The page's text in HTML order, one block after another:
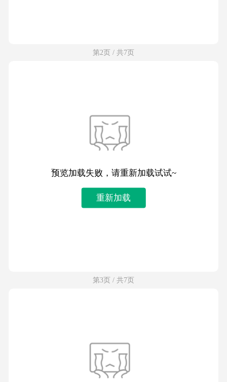
第2页 / 共7页
预览加载失败，请重新加载试试~
重新加载
第3页 / 共7页